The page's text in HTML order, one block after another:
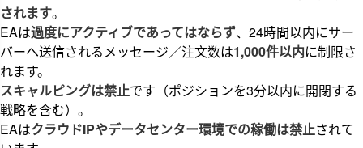
されます。
EAは過度にアクティブであってはならず、24時間以内にサー
バーへ送信されるメッセージ／注文数は1,000件以内に制限さ
れます。
スキャルピングは禁止です（ポジションを3分以内に開閉する
戦略を含む）。
EAはクラウドIPやデータセンター環境での稼働は禁止されて